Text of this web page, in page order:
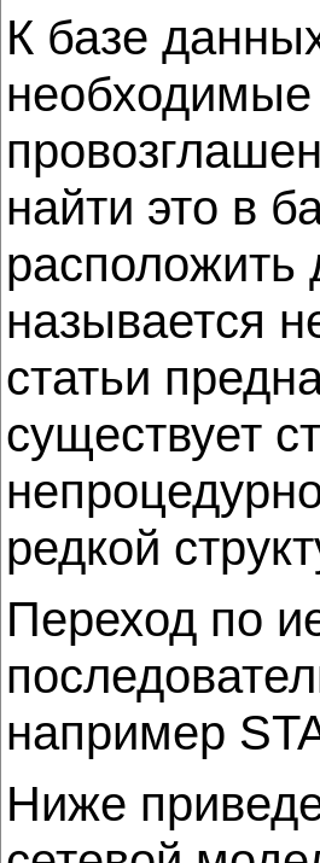
К базе
найти это в
расположить
называется
статьи
существует
редкой
Переход по
например
Ниже